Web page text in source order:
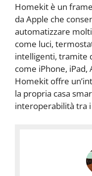
Homekit è un
da Apple che
automatizzare
come luci,
intelligenti, tramite
come iPhone,
Homekit offre
la propria casa
interoperabilità tra